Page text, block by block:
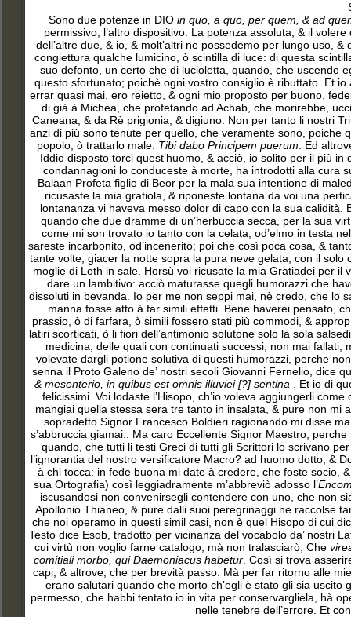
Sono due potenze in DIO in quo, a quo, per quem, & ad
permissivo, l’altro dispositivo. La potenza assoluta, & il
dell’altre due, & io, & molt’altri ne possedemo per lungo uso,
congiettura qualche lumicino, ò scintilla di luce: di questa
suo defonto, un certo che di lucioletta, quando, che uscendo
questo sfortunato; poichè ogni vostro consiglio è ributtato. Et
errar quasi mai, ero reietto, & ogni mio proposto per buono,
di già à Michea, che profetando ad Achab, che morirebbe,
Caneana, & da Rè prigionia, & digiuno. Non per tanto li nostri
anzi di più sono tenute per quello, che veramente sono,
popolo, ò trattarlo male: Tibi dabo Principem puerum . Ed
Iddio disposto torci quest’huomo, & acciò, io solito per il più
condannagioni lo conduceste à morte, ha introdotti alla cura
Balaan Profeta figlio di Beor per la mala sua intentione di
ricusaste la mia gratiola , & riponeste lontana da voi una
lontananza vi haveva messo dolor di capo con la sua
quando che due dramme di un’herbuccia secca, per la sua
come mi son trovato io tanto con la celata, od’elmo in testa
sareste incarbonito, od’incenerito; poi che così poca cosa, &
tante volte, giacer la notte sopra la pura neve gelata, con il
moglie di Loth in sale. Horsù voi ricusate la mia Gratiadei per
dare un lambitivo: acciò maturasse quegli humorazzi che
dissoluti in bevanda. Io per me non seppi mai, nè credo, che lo
manna fosse atto à far simili effetti. Bene haverei pensato,
prassio, ò di farfara, ò simili fossero stati più commodi, &
latiri scorticati, ò li fiori dell’antimonio solutone solo la sola
medicina, delle quali con continuati successi, non mai
volevate dargli potione solutiva di questi humorazzi, perche
senna il Proto Galeno de’ nostri secoli Giovanni Fernelio, dice
& mesenterio, in quibus est omnis illuviei[?]sentina . Et io di
felicissimi. Voi lodaste l’Hisopo, ch’io voleva aggiungerli
mangiai quella stessa sera tre tanto in insalata, & pure non mi
sopradetto Signor Francesco Boldieri ragionando mi disse
s’abbruccia giamai.. Ma caro Eccellente Signor Maestro,
quando, che tutti li testi Greci di tutti gli Scrittori lo scrivano
l’ignorantia del nostro versificatore Macro? ad huomo dotto, &
à chi tocca: in fede buona mi date à credere, che foste socio,
sua Ortografia) così leggiadramente m’abbreviò adosso l’
iscusandosi non convenirsegli contendere con uno, che non
Apollonio Thianeo, & pure dalli suoi peregrinaggi ne raccolse
che noi operamo in questi simil casi, non è quel Hisopo di cui
Testo dice Esob, tradotto per vicinanza del vocabolo da’ nostri
cui virtù non voglio farne catalogo; mà non tralasciarò, Che
comitiali morbo, qui Daemoniacus habetur. Così si trova
capi, & altrove, che per brevità passo. Mà per far ritorno alle
erano salutari quando che morto ch’egli è stato gli sia
permesso, che habbi tentato io in vita per conservargliela, hà
nelle tenebre dell’errore. Et